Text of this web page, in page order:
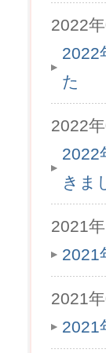
2022
2022
た
2022
2022
きま
2021
2021
2021
2021